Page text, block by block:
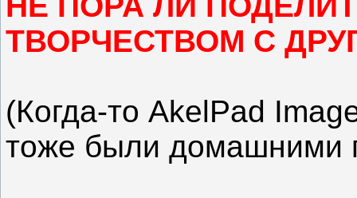
ТВОРЧЕСТВОМ С
(Когда-то AkelPad
тоже были домашними